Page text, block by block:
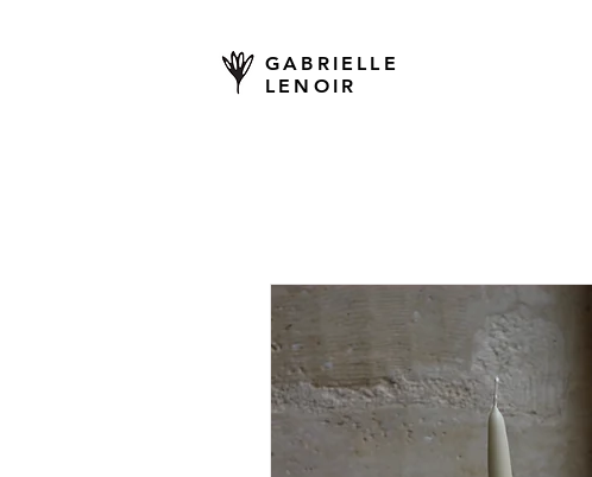
GABRIELLE
LENOIR